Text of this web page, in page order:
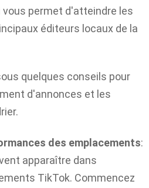
vous permet d'atteindre les
éditeurs locaux de la
quelques conseils pour
d'annonces et les
des emplacements:
apparaître dans
TikTok. Commencez